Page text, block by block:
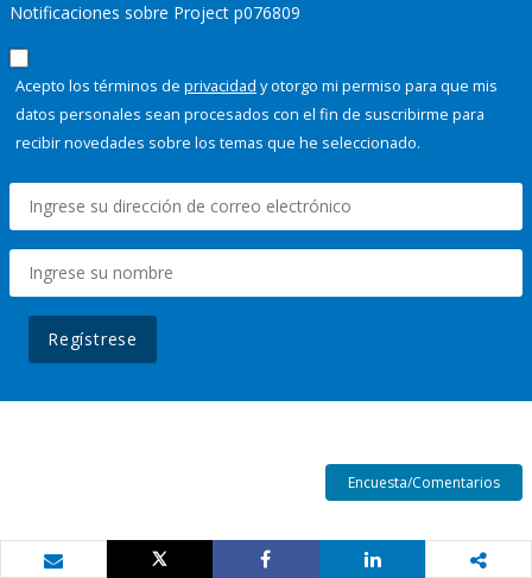
Notificaciones sobre Project p076809
Acepto los términos de privacidad y otorgo mi permiso para que mis
datos personales sean procesados con el fin de suscribirme para
recibir novedades sobre los temas que he seleccionado.
Regístrese
Encuesta/Comentarios